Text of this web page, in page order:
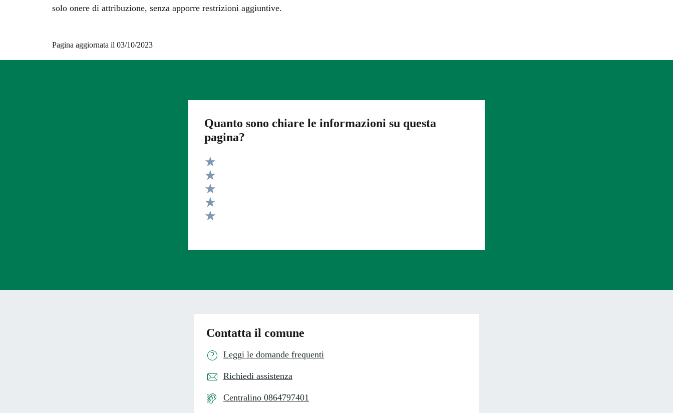
solo onere di attribuzione, senza apporre restrizioni aggiuntive.
Pagina aggiornata il 03/10/2023
Quanto sono chiare le informazioni su questa
pagina?
Valuta 5 stelle su 5
Valuta 4 stelle su 5
Valuta 3 stelle su 5
Valuta 2 stelle su 5
Contatta il comune
Leggi le domande frequenti
Richiedi assistenza
Centralino 0864797401